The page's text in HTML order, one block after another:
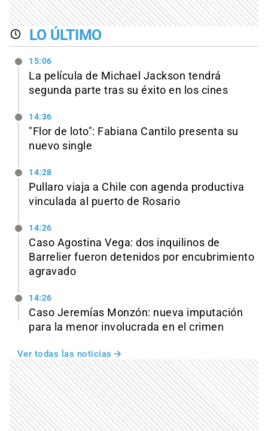
LO ÚLTIMO
15:06
La película de Michael Jackson tendrá
segunda parte tras su éxito en los cines
14:36
"Flor de loto": Fabiana Cantilo presenta su
nuevo single
14:28
Pullaro viaja a Chile con agenda productiva
vinculada al puerto de Rosario
14:26
Caso Agostina Vega: dos inquilinos de
Barrelier fueron detenidos por encubrimiento
agravado
14:26
Caso Jeremías Monzón: nueva imputación
para la menor involucrada en el crimen
Ver todas las noticias